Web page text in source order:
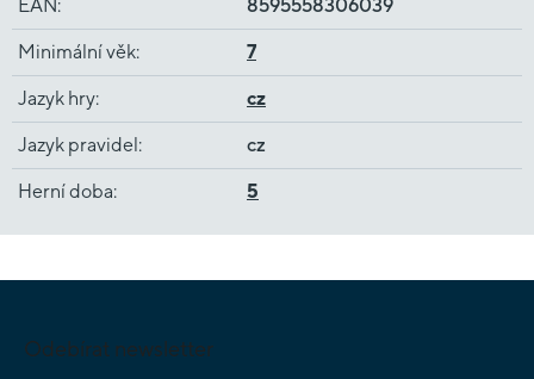
EAN: 8595558306039
Minimální věk: 7
Jazyk hry: cz
Jazyk pravidel: cz
Herní doba: 5
Odebírat newsletter